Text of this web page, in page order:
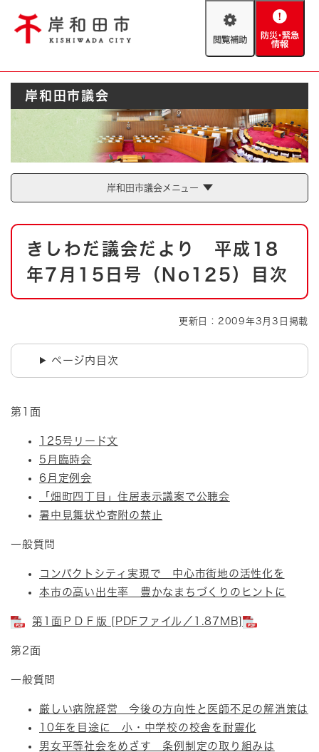
閲
助
防
緊
情
報
Foreign language
やさしい日本語
とじる
防災・緊急情報
ハザードマップ AED設置箇所
とじる
岸和田市議会
岸和田市議会メニュー
本
きしわだ議会だより 平成18
年7月15日号（No125）目次
更新日：2009年3月3日掲載
ページ内目次
第1面
125号リード文
5月臨時会
6月定例会
「畑町四丁目」住居表示議案で公聴会
暑中見舞状や寄附の禁止
一般質問
コンパクトシティ実現で 中心市街地の活性化を
本市の高い出生率 豊かなまちづくりのヒントに
第1面ＰＤＦ版 [PDFファイル／1.87MB]
第2面
一般質問
厳しい病院経営 今後の方向性と医師不足の解消策は
10年を目途に 小・中学校の校舎を耐震化
男女平等社会をめざす 条例制定の取り組みは